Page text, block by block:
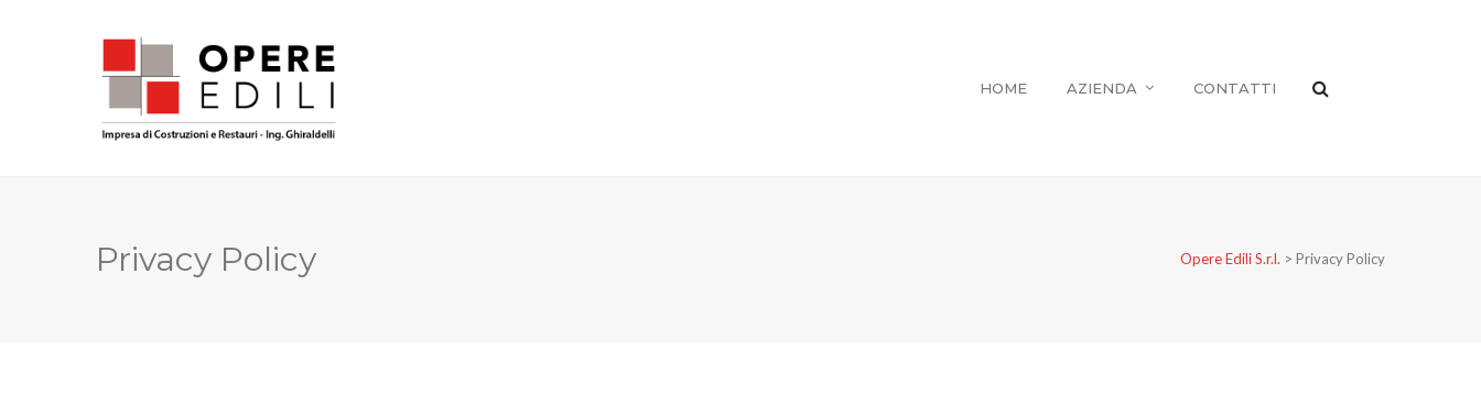
HOME AZIENDA CONTATTI
Privacy Policy Opere Edili S.r.l. > Privacy Policy